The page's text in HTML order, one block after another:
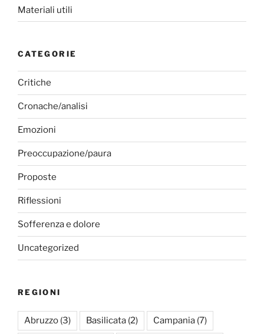
Materiali utili
CATEGORIE
Critiche
Cronache/analisi
Emozioni
Preoccupazione/paura
Proposte
Riflessioni
Sofferenza e dolore
Uncategorized
REGIONI
Abruzzo (3) Basilicata (2) Campania (7)